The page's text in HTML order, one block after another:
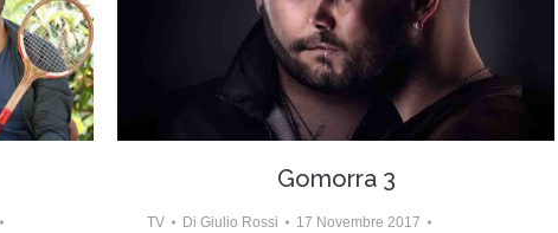
Gomorra 3
TV Di Giulio Rossi 17 Novembre 2017